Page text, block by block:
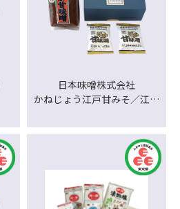
日本味噌株式会社
かねじょう江戸甘みそ／江戸